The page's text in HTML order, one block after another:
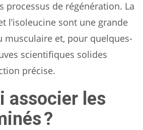
processus de régénération. La
l’isoleucine sont une grande
musculaire et, pour quelques-
scientifiques solides
précise.
associer les
?